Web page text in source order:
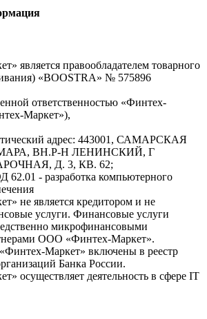
является правообладателем товарного
«BOOSTRA» № 575896
ответственностью «Финтех-
Маркет»),
адрес: 443001, САМАРСКАЯ
ВН.Р-Н ЛЕНИНСКИЙ, Г
Д. 3, КВ. 62;
- разработка компьютерного
не является кредитором и не
услуги. Финансовые услуги
микрофинансовыми
ООО «Финтех-Маркет».
Маркет» включены в реестр
Банка России.
осуществляет деятельность в сфере IT